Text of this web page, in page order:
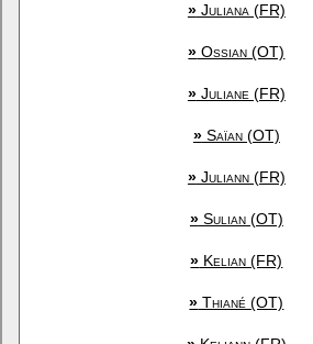
»Juliana (FR)
» Ossian (OT)
»Juliane (FR)
»Saïan (OT)
»Juliann (FR)
»Sulian (OT)
» Kelian (FR)
» Thiané (OT)